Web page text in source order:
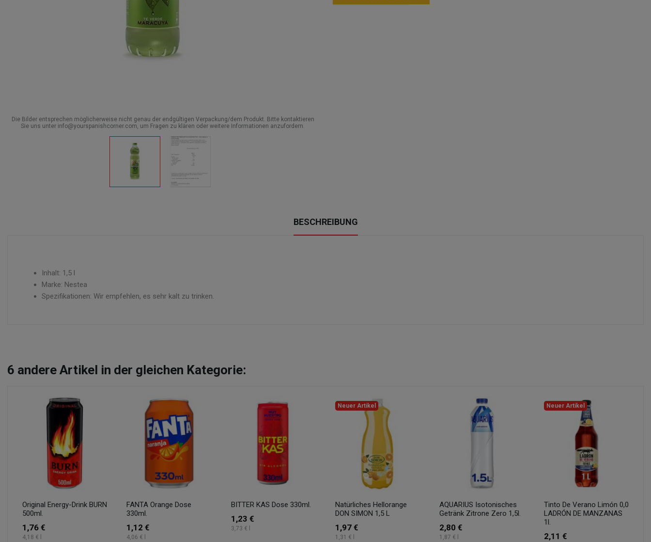
Die Bilder entsprechen möglicherweise nicht genau der endgültigen Verpackung/dem Produkt. Bitte kontaktieren
Sie uns unter info@yourspanishcorner.com, um Fragen zu klären oder weitere Informationen anzufordern.
BESCHREIBUNG
Inhalt: 1,5 l
Marke: Nestea
Spezifikationen: Wir empfehlen, es sehr kalt zu trinken.
6 andere Artikel in der gleichen Kategorie:
Original Energy-Drink BURN
500ml.
1,76 €
4,18 € l
FANTA Orange Dose
330ml.
1,12 €
4,06 € l
BITTER KAS Dose 330ml.
1,23 €
3,73 € l
Neuer Artikel
Natürliches Hellorange
DON SIMON 1,5 L
1,97 €
1,31 € l
AQUARIUS Isotonisches
Getränk Zitrone Zero 1,5l.
2,80 €
1,87 € l
Neuer Artikel
Tinto De Verano Limón 0,0
LADRÓN DE MANZANAS
1l.
2,11 €